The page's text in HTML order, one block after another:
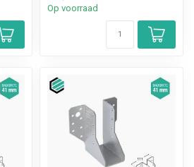
Op voorraad